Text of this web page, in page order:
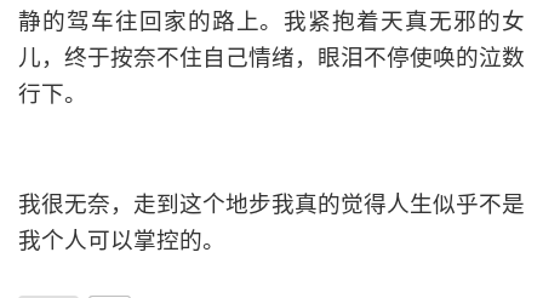
静的驾车往回家的路上。我紧抱着天真无邪的女
儿，终于按奈不住自己情绪，眼泪不停使唤的泣数
行下。
我很无奈，走到这个地步我真的觉得人生似乎不是
我个人可以掌控的。